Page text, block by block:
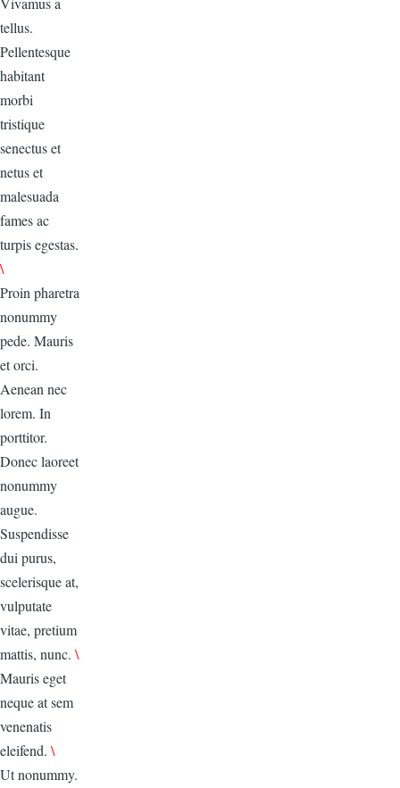
tellus.
Pellentesque
habitant
morbi
tristique
senectus et
netus et
malesuada
fames ac
turpis egestas.
\
Proin pharetra
nonummy
pede. Mauris
et orci.
Aenean nec
lorem. In
porttitor.
Donec laoreet
nonummy
augue.
Suspendisse
dui purus,
scelerisque at,
vulputate
vitae, pretium
mattis, nunc. \
Mauris eget
neque at sem
venenatis
eleifend. \
Ut nonummy.